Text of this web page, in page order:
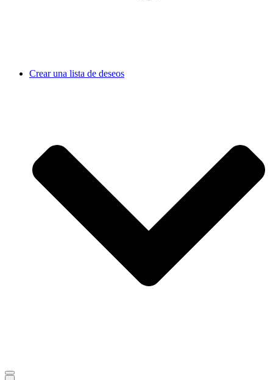
Crear una lista de deseos